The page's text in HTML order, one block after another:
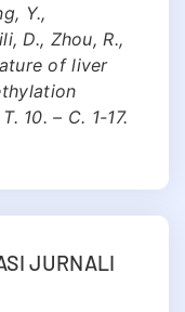
Y.,
D., Zhou, R.,
of liver
10. – С. 1-17.
JURNALI